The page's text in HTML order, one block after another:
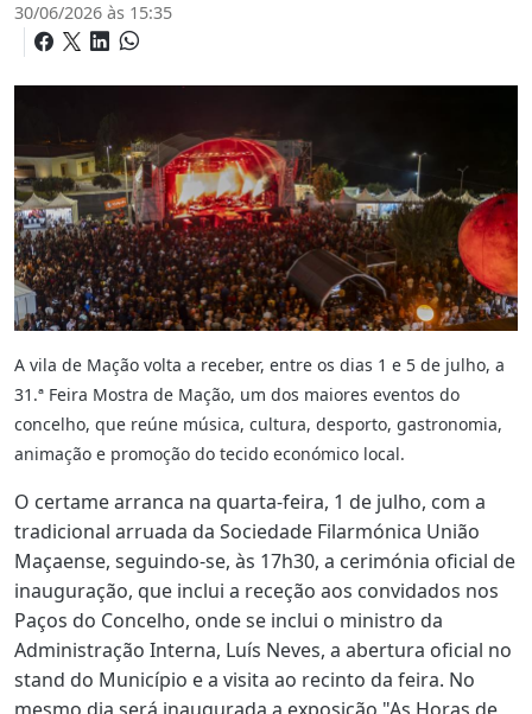
30/06/2026 às 15:35
A vila de Mação volta a receber, entre os dias 1 e 5 de julho, a
31.ª Feira Mostra de Mação, um dos maiores eventos do
concelho, que reúne música, cultura, desporto, gastronomia,
animação e promoção do tecido económico local.
O certame arranca na quarta-feira, 1 de julho, com a
tradicional arruada da Sociedade Filarmónica União
Maçaense, seguindo-se, às 17h30, a cerimónia oficial de
inauguração, que inclui a receção aos convidados nos
Paços do Concelho, onde se inclui o ministro da
Administração Interna, Luís Neves, a abertura oficial no
stand do Município e a visita ao recinto da feira. No